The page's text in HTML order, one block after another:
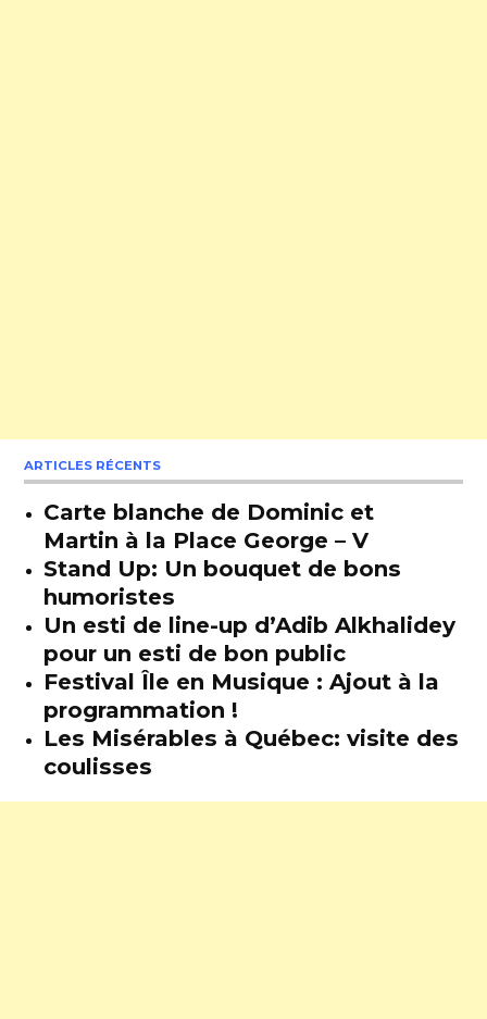
ARTICLES RÉCENTS
Carte blanche de Dominic et
Martin à la Place George – V
Stand Up: Un bouquet de bons
humoristes
Un esti de line-up d’Adib Alkhalidey
pour un esti de bon public
Festival Île en Musique : Ajout à la
programmation !
Les Misérables à Québec: visite des
coulisses